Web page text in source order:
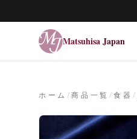
Matsuhisa Japan
Matsuhisa Japan
ホーム /商品一覧 /食器 /